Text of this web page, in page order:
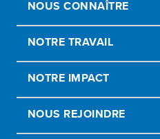
NOUS CONNAÎTRE
NOTRE TRAVAIL
NOTRE IMPACT
NOUS REJOINDRE